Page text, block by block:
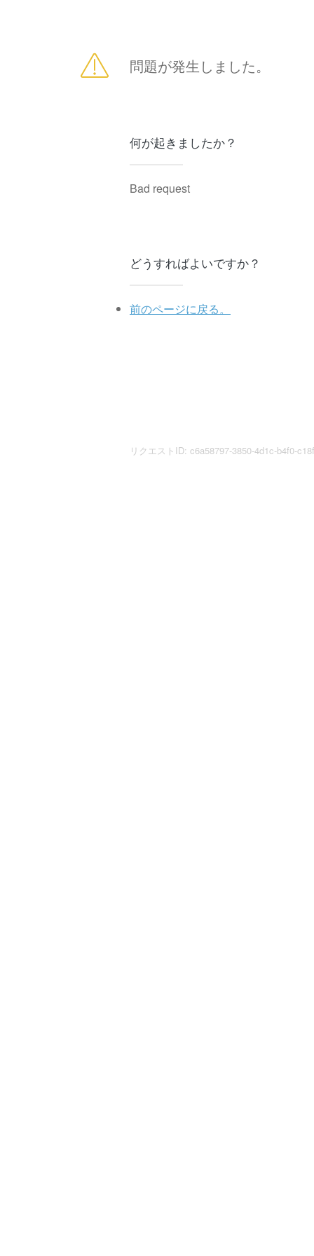
問題が発生しました。
何が起きましたか？
Bad request
どうすればよいですか？
前のページに戻る。
リクエストID: c6a58797-3850-4d1c-b4f0-